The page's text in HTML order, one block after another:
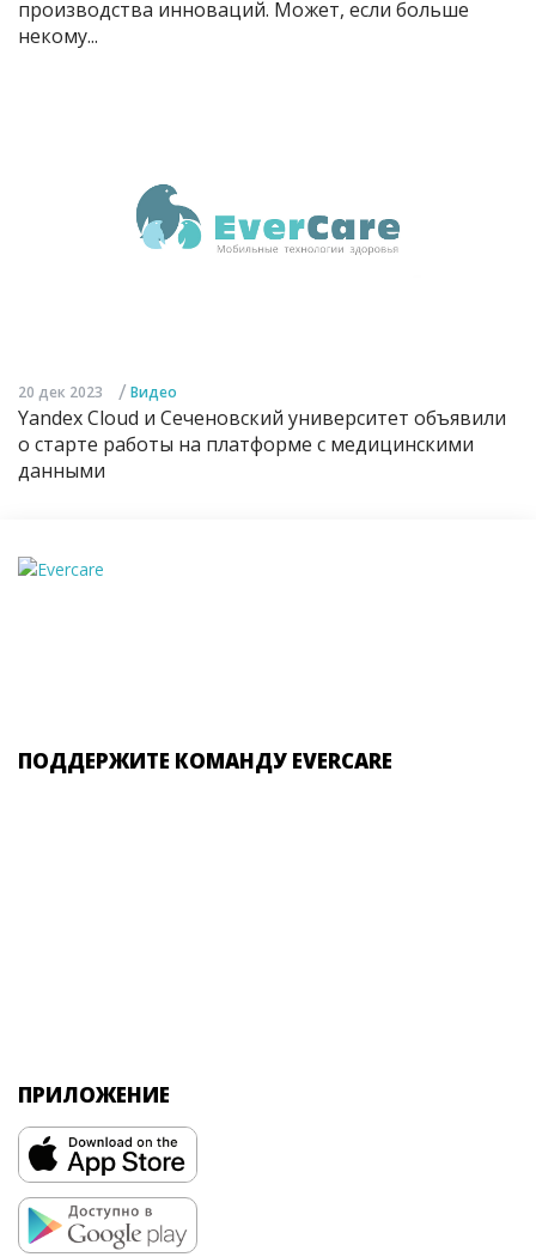
производства инноваций. Может, если больше
некому...
20 дек 2023 / Видео
Yandex Cloud и Сеченовский университет объявили
о старте работы на платформе с медицинскими
данными
ПОДДЕРЖИТЕ КОМАНДУ EVERCARE
ПРИЛОЖЕНИЕ